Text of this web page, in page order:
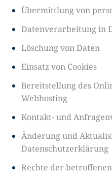
Übermittlung von
Datenverarbeitung in
Löschung von Daten
Einsatz von Cookies
Bereitstellung des
Webhosting
Kontakt- und
Änderung und
Datenschutzerklärung
Rechte der